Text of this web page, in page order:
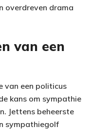
overdreven drama
van een
van een politicus
kans om sympathie
Jettens beheerste
sympathiegolf